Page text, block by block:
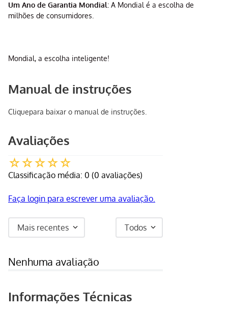
Um Ano de Garantia Mondial: A Mondial é a escolha de
milhões de consumidores.
Mondial, a escolha inteligente!
Manual de instruções
Cliquepara baixar o manual de instruções.
Avaliações
☆☆☆☆☆
Classificação média: 0 (0 avaliações)
Faça login para escrever uma avaliação.
Mais recentes Todos
Nenhuma avaliação
Informações Técnicas